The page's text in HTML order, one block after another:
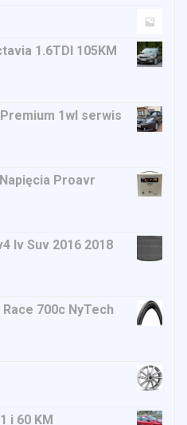
1.6TDI 105KM
1wl serwis
Proavr
Iv Suv 2016 2018
700c NyTech
i 60 KM